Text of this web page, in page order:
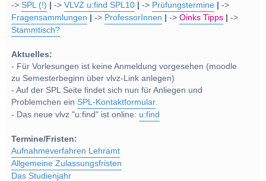
->SPL (!) ->VLVZ u:find SPL10 -> Prüfungstermine
->
Fragensammlungen
-> ProfessorInnen ->Oinks Tipps
->
Stammtisch?
Aktuelles:
- Für Vorlesungen ist keine Anmeldung vorgesehen (moodle
zu Semesterbeginn über vlvz-Link anlegen)
- Auf der SPL Seite findet sich nun für Anliegen und
Problemchen einSPL-Kontaktformular.
- Das neue vlvz "u:find" ist online: u:find
Termine/Fristen:
Aufnahmeverfahren Lehramt
Allgemeine Zulassungsfristen
Das Studienjahr